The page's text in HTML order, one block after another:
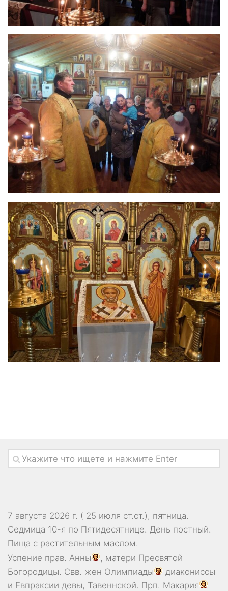
7 августа 2026 г. ( 25 июля ст.ст.), пятница.
Седмица 10-я по Пятидесятнице. День постный.
Пища с растительным маслом.
Успение прав. Анны
, матери Пресвятой
Богородицы. Свв. жен Олимпиады
диакониссы
и Евпраксии девы, Тавеннской. Прп. Макария